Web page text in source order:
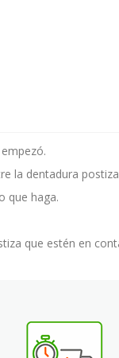
la dentadura
que haga.
que estén en